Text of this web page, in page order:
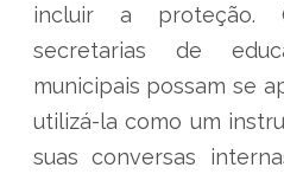
incluir a proteção.
secretarias de
municipais possam se
utilizá-la como um
suas conversas